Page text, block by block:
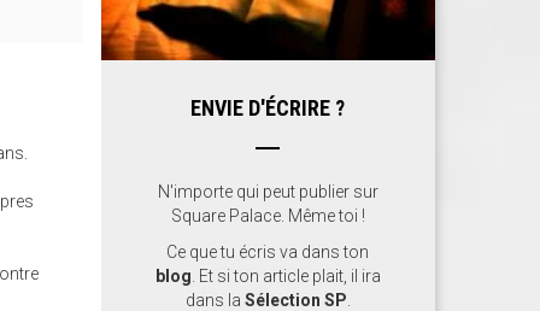
ENVIE D'ÉCRIRE ?
N'importe qui peut publier sur
Square Palace. Même toi !
Ce que tu écris va dans ton
blog . Et si ton article plait, il ira
dans la Sélection SP